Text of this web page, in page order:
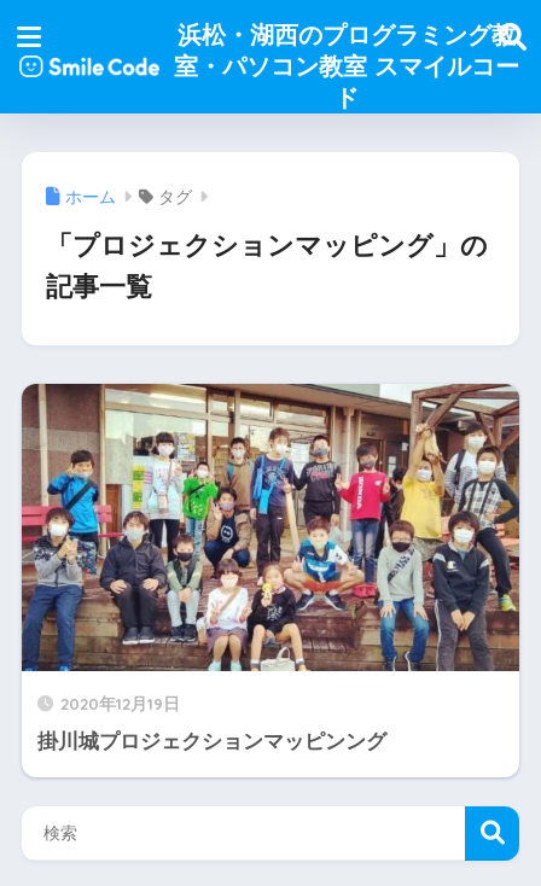
浜松・湖西のプログラミング教
室・パソコン教室 スマイルコー
ド
ホーム タグ
「プロジェクションマッピング」の
記事一覧
2020年12月19日
掛川城プロジェクションマッピンング